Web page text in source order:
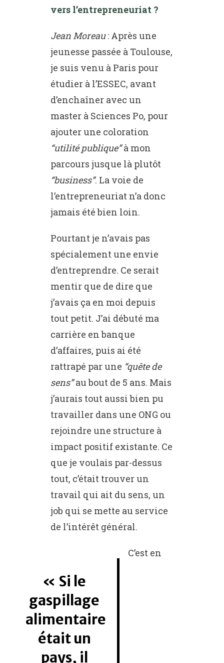
vers l’entrepreneuriat ?
Jean Moreau: Après une
jeunesse passée à Toulouse,
je suis venu à Paris pour
étudier à l’ESSEC, avant
d’enchaîner avec un
master à Sciences Po, pour
ajouter une coloration
“utilité publique”à mon
parcours jusque là plutôt
“business”. La voie de
l’entrepreneuriat n’a donc
jamais été bien loin.
Pourtant je n’avais pas
spécialement une envie
d’entreprendre. Ce serait
mentir que de dire que
j’avais ça en moi depuis
tout petit. J’ai débuté ma
carrière en banque
d’affaires, puis ai été
rattrapé par une “quête de
sens”au bout de 5 ans. Mais
j’aurais tout aussi bien pu
travailler dans une ONG ou
rejoindre une structure à
impact positif existante. Ce
que je voulais par-dessus
tout, c’était trouver un
travail qui ait du sens, un
job qui se mette au service
de l’intérêt général.
Si le
gaspillage
alimentaire
était un
pays, il
C’est en